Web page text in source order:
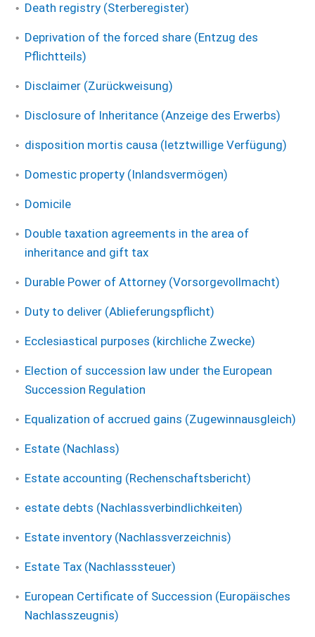
Death registry (Sterberegister)
Deprivation of the forced share (Entzug des
Pflichtteils)
Disclaimer (Zurückweisung)
Disclosure of Inheritance (Anzeige des Erwerbs)
disposition mortis causa (letztwillige Verfügung)
Domestic property (Inlandsvermögen)
Domicile
Double taxation agreements in the area of
inheritance and gift tax
Durable Power of Attorney (Vorsorgevollmacht)
Duty to deliver (Ablieferungspflicht)
Ecclesiastical purposes (kirchliche Zwecke)
Election of succession law under the European
Succession Regulation
Equalization of accrued gains (Zugewinnausgleich)
Estate (Nachlass)
Estate accounting (Rechenschaftsbericht)
estate debts (Nachlassverbindlichkeiten)
Estate inventory (Nachlassverzeichnis)
Estate Tax (Nachlasssteuer)
European Certificate of Succession (Europäisches
Nachlasszeugnis)